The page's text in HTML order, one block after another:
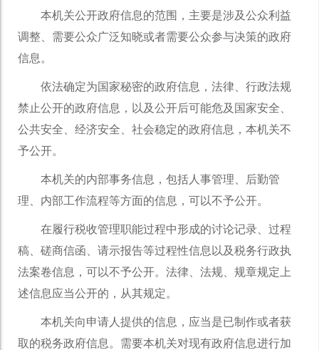
本机关公开政府信息的范围，主要是涉及公众利益
调整、需要公众广泛知晓或者需要公众参与决策的政府
信息。
依法确定为国家秘密的政府信息，法律、行政法规
禁止公开的政府信息，以及公开后可能危及国家安全、
公共安全、经济安全、社会稳定的政府信息，本机关不
予公开。
本机关的内部事务信息，包括人事管理、后勤管
理、内部工作流程等方面的信息，可以不予公开。
在履行税收管理职能过程中形成的讨论记录、过程
稿、磋商信函、请示报告等过程性信息以及税务行政执
法案卷信息，可以不予公开。法律、法规、规章规定上
述信息应当公开的，从其规定。
本机关向申请人提供的信息，应当是已制作或者获
取的税务政府信息。需要本机关对现有政府信息进行加